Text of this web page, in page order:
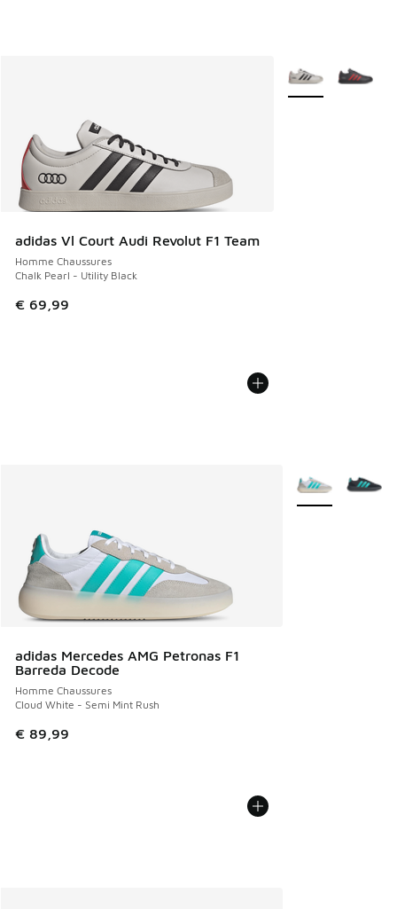
adidas Vl Court Audi Revolut F1 Team
Homme Chaussures
Chalk Pearl - Utility Black
€ 69,99
Plus de couleurs
adidas Mercedes AMG Petronas F1
Barreda Decode
Homme Chaussures
Cloud White - Semi Mint Rush
€ 89,99
Plus de couleurs